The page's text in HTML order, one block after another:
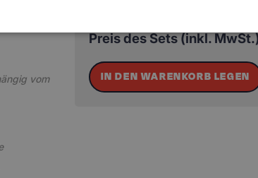
vom
Preis des Sets (inkl.
IN DEN WARENKORB LEGEN